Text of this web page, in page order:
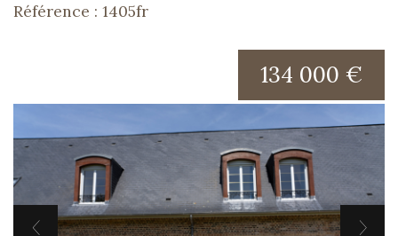
Référence : 1405fr
134 000 €